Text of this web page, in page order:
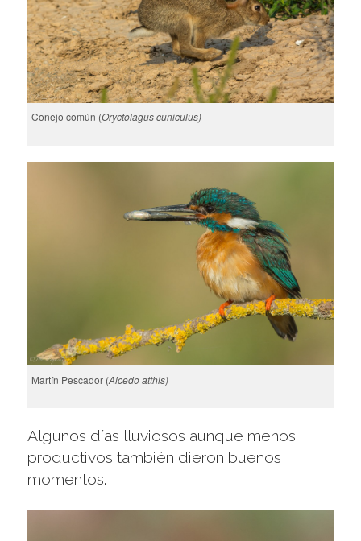
Conejo común (Oryctolagus cuniculus)
Martín Pescador (Alcedo atthis)
Algunos días lluviosos aunque menos
productivos también dieron buenos
momentos.